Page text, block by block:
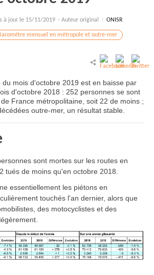
à jour le 15/11/2019 - Auteur original : ONISR
mensuel en métropole et outre-mer
mois d'octobre 2019 est en baisse par
d'octobre 2018 : 252 personnes se sont
France métropolitaine, soit 22 de moins ;
outre-mer, un résultat stable.
sont mortes sur les routes en
tués de moins qu'en octobre 2018.
essentiellement les piétons en
touchés l'an dernier, alors que
des motocyclistes et des